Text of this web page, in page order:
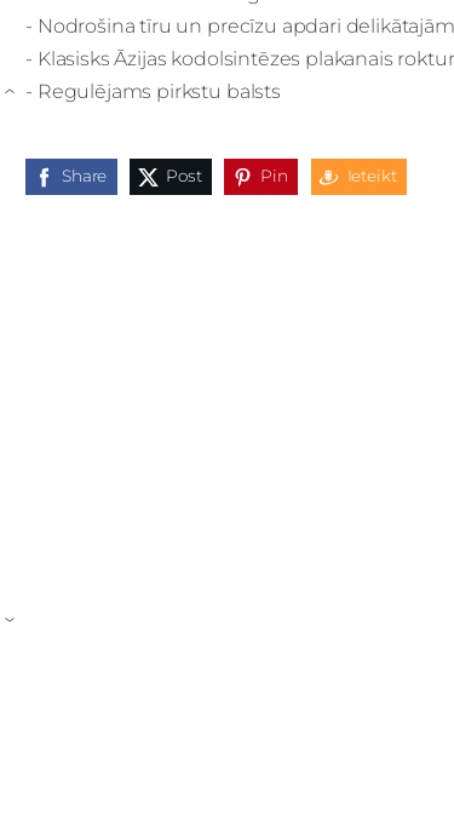
›
›
- Nodrošina tīru un precīzu apdari
- Klasisks Āzijas kodolsintēzes plakanais
- Regulējams pirkstu balsts
Share Post Pin Ieteikt